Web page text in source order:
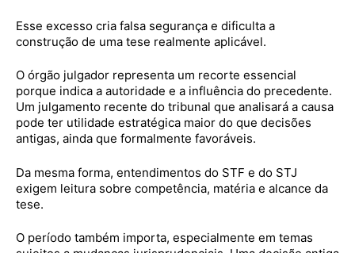
Esse excesso cria falsa segurança e dificulta a
construção de uma tese realmente aplicável.
O órgão julgador representa um recorte essencial
porque indica a autoridade e a influência do precedente.
Um julgamento recente do tribunal que analisará a causa
pode ter utilidade estratégica maior do que decisões
antigas, ainda que formalmente favoráveis.
Da mesma forma, entendimentos do STF e do STJ
exigem leitura sobre competência, matéria e alcance da
tese.
O período também importa, especialmente em temas